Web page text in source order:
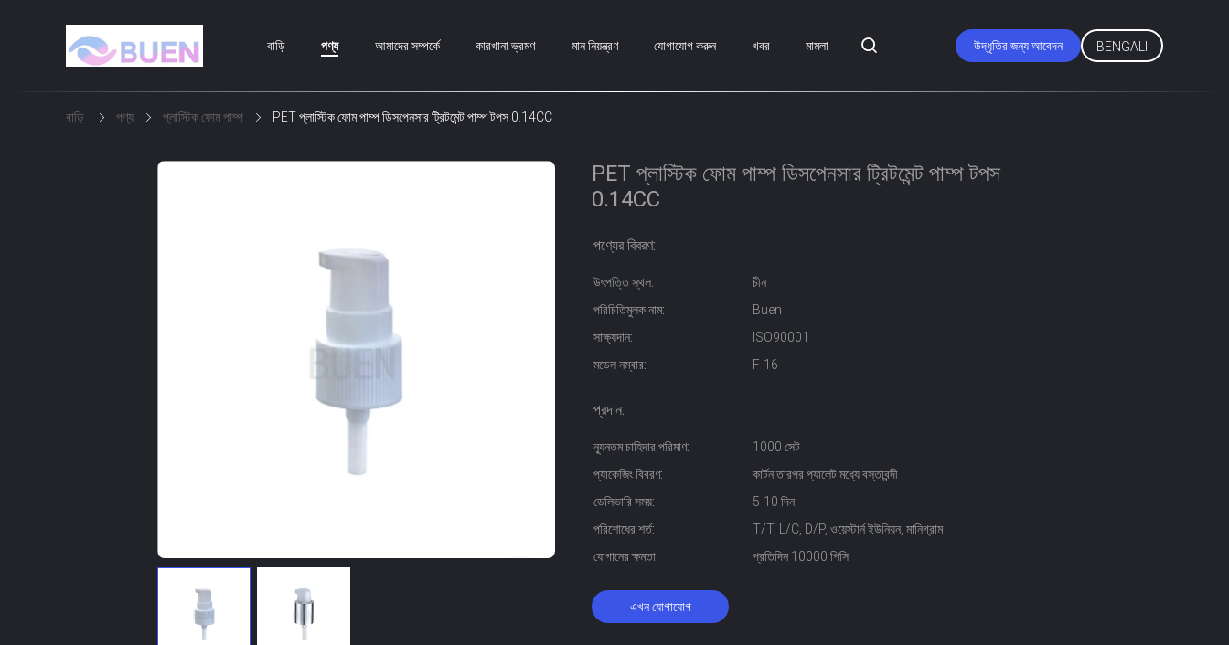
বাড়ি পণ্য আমাদের সম্পর্কে কারখানা ভ্রমণ মান নিয়ন্ত্রণ যোগাযোগ করুন খবর মামলা উদ্ধৃতির জন্য আবেদন BENGALI
বাড়ি পণ্য প্লাস্টিক ফোম পাম্প PET প্লাস্টিক ফোম পাম্প ডিসপেনসার ট্রিটমেন্ট পাম্প টপস 0.14CC
PET প্লাস্টিক ফোম পাম্প ডিসপেনসার ট্রিটমেন্ট পাম্প টপস
0.14CC
পণ্যের বিবরণ:
উৎপত্তি স্থল:
চীন
পরিচিতিমুলক নাম:
Buen
সাক্ষ্যদান:
ISO90001
মডেল নম্বার:
F-16
প্রদান:
ন্যূনতম চাহিদার পরিমাণ:
1000 সেট
প্যাকেজিং বিবরণ:
কার্টন তারপর প্যালেট মধ্যে বস্তাবন্দী
ডেলিভারি সময়:
5-10 দিন
পরিশোধের শর্ত:
T/T, L/C, D/P, ওয়েস্টার্ন ইউনিয়ন, মানিগ্রাম
যোগানের ক্ষমতা:
প্রতিদিন 10000 পিসি
এখন যোগাযোগ